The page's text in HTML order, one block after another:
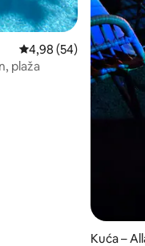
Prosječna ocjena:
4,98 (54)
plaža
Kuća –